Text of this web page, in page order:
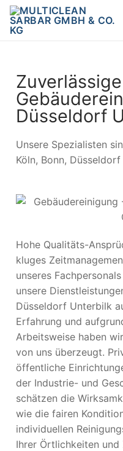
Zuverlässige
Düsseldorf
Unsere Spezialisten
Köln, Bonn,
Hohe Qualitäts-
kluges
unseres
unsere
Düsseldorf Unterbilk
Erfahrung und
Arbeitsweise haben
von uns überzeugt.
öffentliche
der Industrie- und
schätzen die
wie die fairen
individuellen
Ihrer Örtlichkeiten